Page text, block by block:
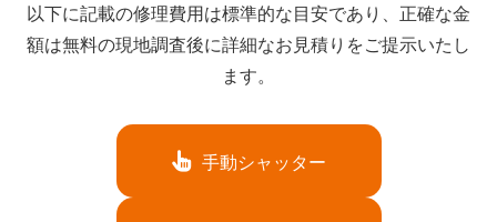
以下に記載の修理費用は標準的な目安であり、正確な金
額は無料の現地調査後に詳細なお見積りをご提示いたし
ます。
手動シャッター